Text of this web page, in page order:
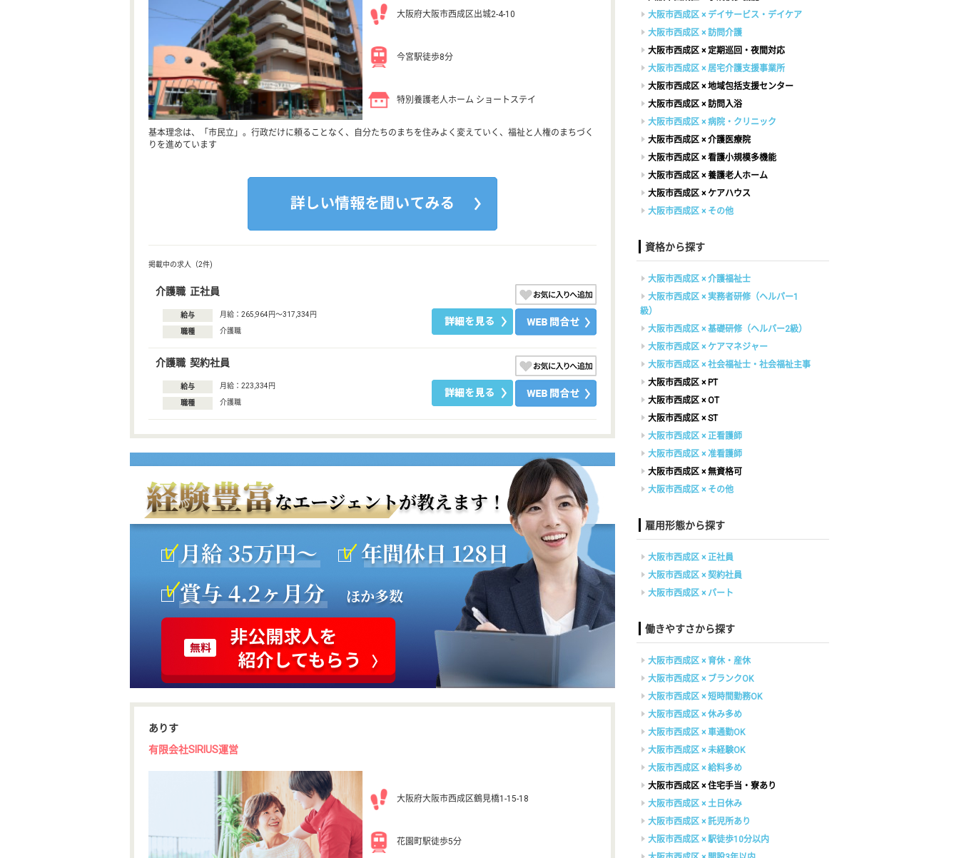
大阪府大阪市西成区出城2-4-10
今宮駅徒歩8分
特別養護老人ホーム ショートステイ
基本理念は、「市民立」。行政だけに頼ることなく、自分たちのまちを住みよく変えていく、福祉と人権のまちづく
りを進めています
掲載中の求人（2件)
介護職 正社員
給与 月給：265,964円〜317,334円
職種 介護職
介護職 契約社員
給与 月給：223,334円
職種 介護職
ありす
有限会社SIRIUS運営
大阪府大阪市西成区鶴見橋1-15-18
花園町駅徒歩5分
大阪市西成区 × デイサービス・デイケア
大阪市西成区 × 訪問介護
大阪市西成区 × 定期巡回・夜間対応
大阪市西成区 × 居宅介護支援事業所
大阪市西成区 × 地域包括支援センター
大阪市西成区 × 訪問入浴
大阪市西成区 × 病院・クリニック
大阪市西成区 × 介護医療院
大阪市西成区 × 看護小規模多機能
大阪市西成区 × 養護老人ホーム
大阪市西成区 × ケアハウス
大阪市西成区 × その他
資格から探す
大阪市西成区 × 介護福祉士
大阪市西成区 × 実務者研修（ヘルパー1
級）
大阪市西成区 × 基礎研修（ヘルパー2級）
大阪市西成区 × ケアマネジャー
大阪市西成区 × 社会福祉士・社会福祉主事
大阪市西成区 × PT
大阪市西成区 × OT
大阪市西成区 × ST
大阪市西成区 × 正看護師
大阪市西成区 × 准看護師
大阪市西成区 × 無資格可
大阪市西成区 × その他
雇用形態から探す
大阪市西成区 × 正社員
大阪市西成区 × 契約社員
大阪市西成区 × パート
働きやすさから探す
大阪市西成区 × 育休・産休
大阪市西成区 × ブランクOK
大阪市西成区 × 短時間勤務OK
大阪市西成区 × 休み多め
大阪市西成区 × 車通勤OK
大阪市西成区 × 未経験OK
大阪市西成区 × 給料多め
大阪市西成区 × 住宅手当・寮あり
大阪市西成区 × 土日休み
大阪市西成区 × 託児所あり
大阪市西成区 × 駅徒歩10分以内